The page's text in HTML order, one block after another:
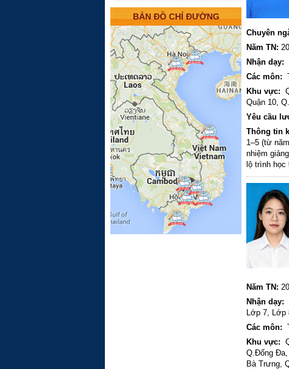
BẢN ĐỒ CHỈ ĐƯỜNG
Chuyên
Năm TN:
Nhận dạy:
Các môn:
Khu vực:
Quận 10,
Yêu cầu
Thông tin
1–5 (từ
nhiệm
lộ trình
dõi và báo
kiên nhẫn,
xây dựng
tập. Tham
Nam Á
nghiệm
Năm TN:
Nhận dạy:
Lớp 7, Lớp
Các môn:
Khu vực:
Q.Đống Đa,
Bà Trưng,